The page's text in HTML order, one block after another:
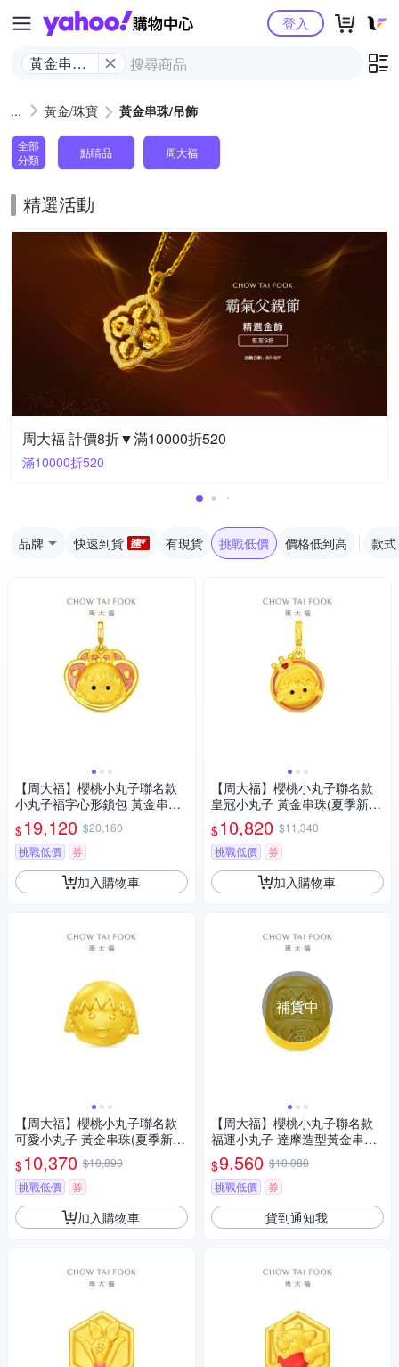
Yahoo購物中心
黃金串珠/
登入
黃金/珠寶 黃金串珠/吊飾
全部
分類
點睛品 周大福
精選活動
周大福 計價8折▼滿10000折520
滿10000折520
品牌 快速到貨 有現貨 挑戰低價 價格低到高 款式
【周大福】櫻桃小丸子聯名款
小丸子福字心形鎖包 黃金串珠
(夏季新品上市/網路限定款)
$19,120 $20,160
挑戰低價
券
加入購物車
【周大福】櫻桃小丸子聯名款
可愛小丸子 黃金串珠(夏季新品
上市/網路限定款)
$10,370 $10,890
挑戰低價
券
加入購物車
【周大福】櫻桃小丸子聯名款
皇冠小丸子 黃金串珠(夏季新品
上市/網路限定款)
$10,820 $11,340
挑戰低價
券
加入購物車
補貨中
【周大福】櫻桃小丸子聯名款
福運小丸子 達摩造型黃金串珠
(夏季新品上市/網路限定款)
$9,560 $10,080
挑戰低價
券
貨到通知我